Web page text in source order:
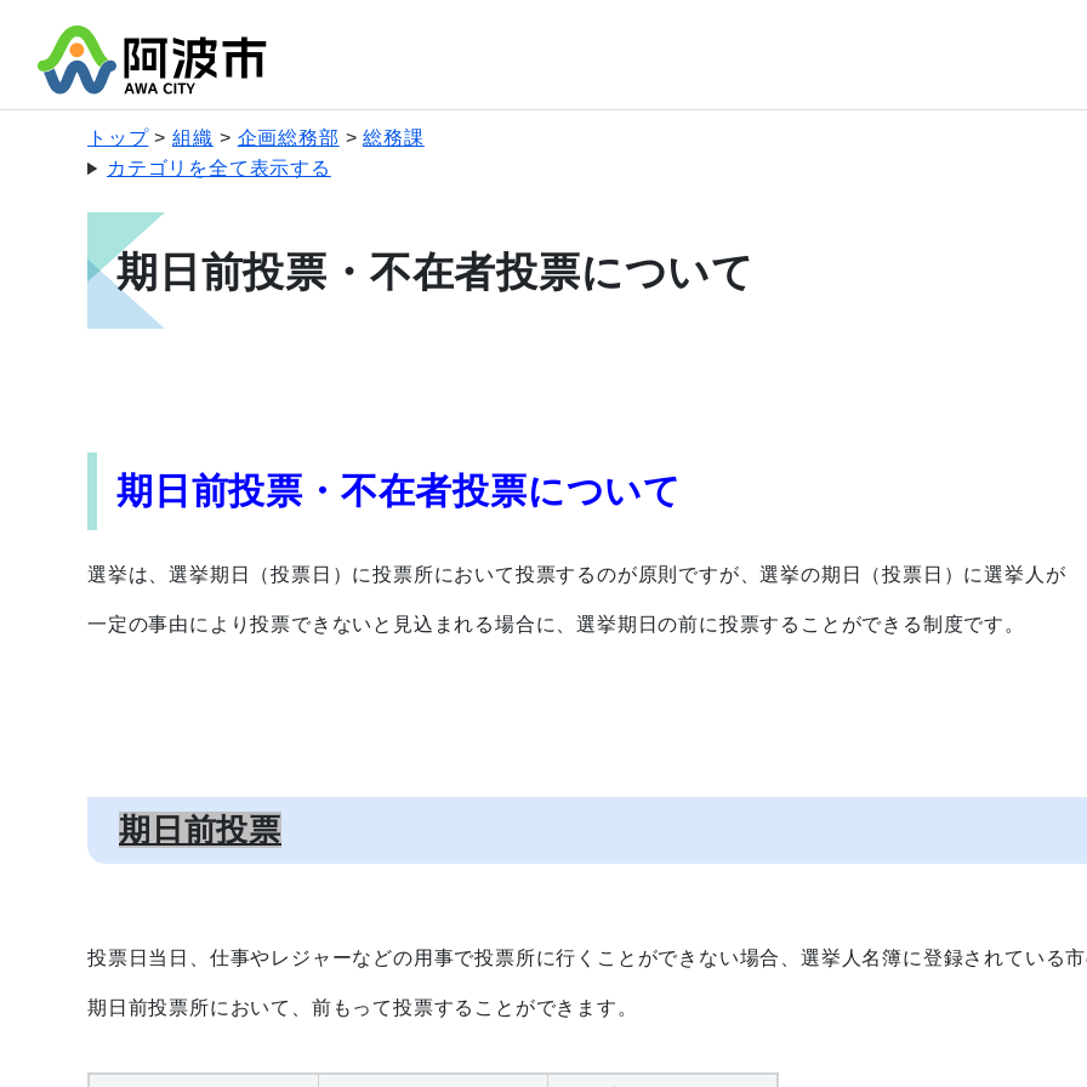
トップ 組織 企画総務部
総務課
カテゴリを全て表示する
期日前投票・不在者投票について
期日前投票・不在者投票について
選挙は、選挙期日（投票日）に投票所において投票するのが原則ですが、選挙の期日（投票日）に選挙人が
一定の事由により投票できないと見込まれる場合に、選挙期日の前に投票することができる制度です。
期日前投票
投票日当日、仕事やレジャーなどの用事で投票所に行くことができない場合、選挙人名簿に登録されている
期日前投票所において、前もって投票することができます。